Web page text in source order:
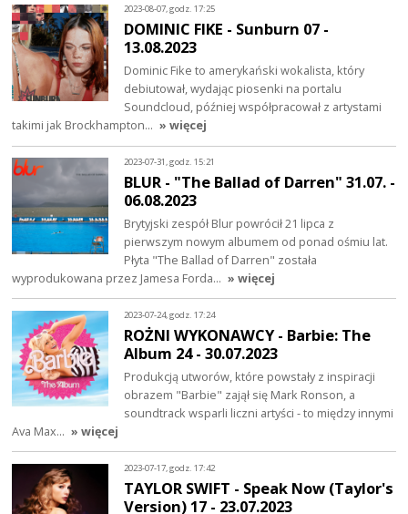
2023-08-07, godz. 17:25
DOMINIC FIKE - Sunburn 07 -
13.08.2023
Dominic Fike to amerykański wokalista, który
debiutował, wydając piosenki na portalu
Soundcloud, później współpracował z artystami
takimi jak Brockhampton… » więcej
2023-07-31, godz. 15:21
BLUR - "The Ballad of Darren" 31.07. -
06.08.2023
Brytyjski zespół Blur powrócił 21 lipca z
pierwszym nowym albumem od ponad ośmiu lat.
Płyta "The Ballad of Darren" została
wyprodukowana przez Jamesa Forda… » więcej
2023-07-24, godz. 17:24
ROŻNI WYKONAWCY - Barbie: The
Album 24 - 30.07.2023
Produkcją utworów, które powstały z inspiracji
obrazem "Barbie" zajął się Mark Ronson, a
soundtrack wsparli liczni artyści - to między innymi
Ava Max… » więcej
2023-07-17, godz. 17:42
TAYLOR SWIFT - Speak Now (Taylor's
Version) 17 - 23.07.2023